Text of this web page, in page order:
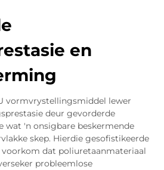
en
vormvrystellingsmiddel lewer
deur gevorderde
wat 'n onsigbare beskermende
skep. Hierdie gesofistikeerde
dat poliuretaanmateriaal
probleemlose